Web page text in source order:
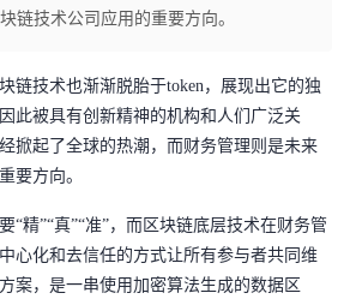
链技术公司应用的重要方向。
链技术也渐渐脱胎于token，展现出它的独
此被具有创新精神的机构和人们广泛关
掀起了全球的热潮， 而财务管理则是未来
要方向。
“精”“真”“准”，而 区块链底层技术在财务管
心化和去信任的方式让所有参与者共同维
案，是一串使用加密算法生成的数据区